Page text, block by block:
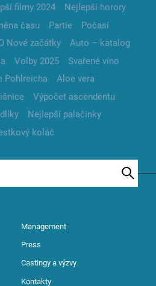
filmy 2024
Nejlepší horory
času Partie
Počasí
Nové začátky
Auto – katalog
Volby 2025
Svařené víno
Pohlreicha
Aloe vera
Výpočet ascendentu
Nejlepší palačinky
koláč
Management
Press
Castingy a výzvy
Kontakty